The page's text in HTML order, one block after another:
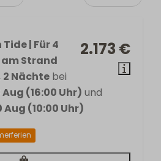
2.173 €
| Für 4
Strand
2 Nächte bei
Aug (16:00 Uhr) und
Aug (10:00 Uhr)